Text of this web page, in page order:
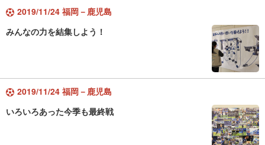
2019/11/24 福岡－鹿児島
みんなの力を結集しよう！
2019/11/24 福岡－鹿児島
いろいろあった今季も最終戦